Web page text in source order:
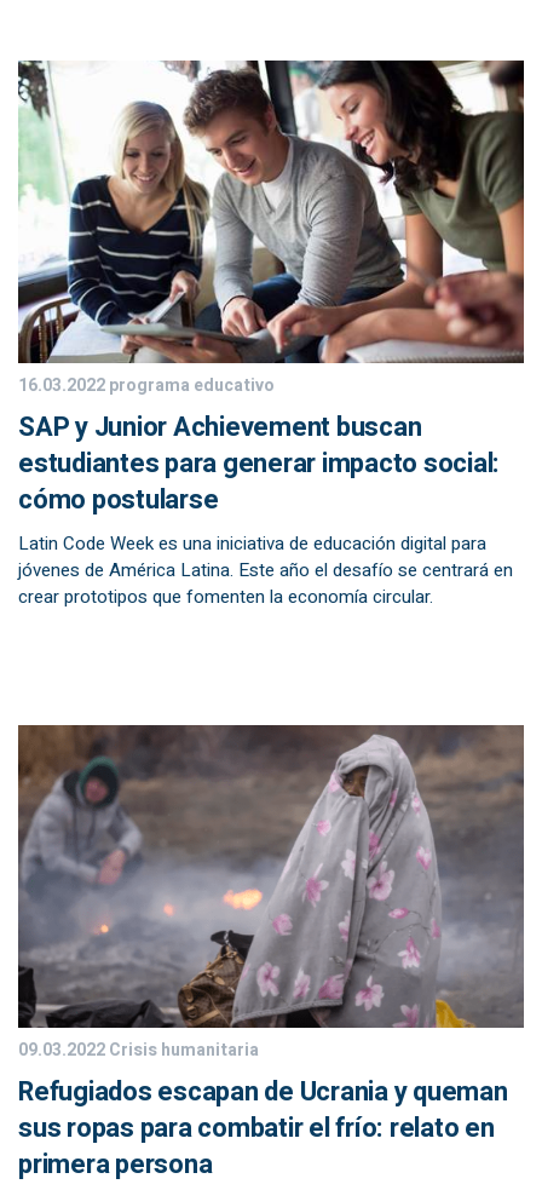
16.03.2022programa educativo
SAP y Junior Achievement buscan
estudiantes para generar impacto social:
cómo postularse
Latin Code Week es una iniciativa de educación digital para
jóvenes de América Latina. Este año el desafío se centrará en
crear prototipos que fomenten la economía circular.
09.03.2022Crisis humanitaria
Refugiados escapan de Ucrania y queman
sus ropas para combatir el frío: relato en
primera persona